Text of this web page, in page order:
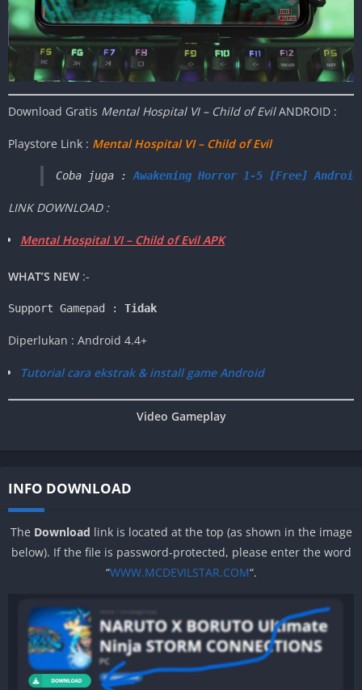
Download Gratis Mental Hospital VI – Child of EvilANDROID :
Playstore Link : Mental Hospital VI – Child of Evil
Coba juga : Awakening Horror 1-5 [Free] Android
LINK DOWNLOAD :
Mental Hospital VI – Child of Evil APK
WHAT’S NEW :-
Support Gamepad : Tidak
Diperlukan : Android 4.4+
Tutorial cara ekstrak & install game Android
Video Gameplay
INFO DOWNLOAD
The Download link is located at the top (as shown in the image
below). If the file is password-protected, please enter the word
“WWW.MCDEVILSTAR.COM“.